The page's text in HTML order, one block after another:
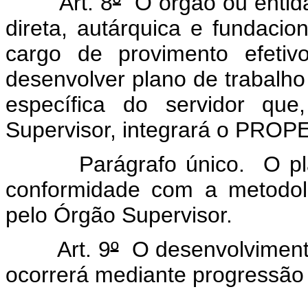
direta, autárquica e
cargo de provimento
desenvolver plano de
específica do servidor
Supervisor, integrará o
Parágrafo único. O
conformidade com a
pelo Órgão Supervisor.
Art. 9ºO
ocorrerá mediante